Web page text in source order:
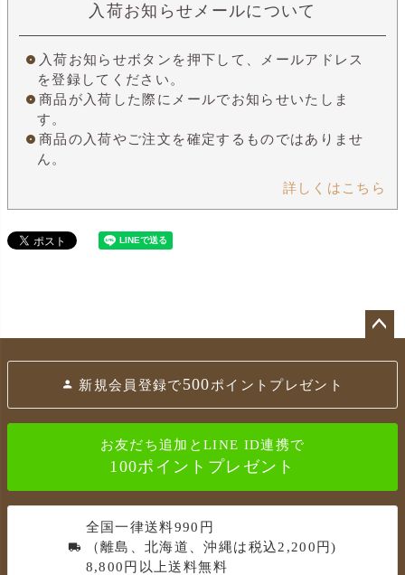
入荷お知らせメールについて
入荷お知らせボタンを押下して、メールアドレス
を登録してください。
商品が入荷した際にメールでお知らせいたしま
す。
商品の入荷やご注文を確定するものではありませ
ん。
詳しくはこちら
ト
新規会員登録で500ポイントプレゼント
お友だち追加とLINE ID連携で
100ポイントプレゼント
全国一律送料990円
（離島、北海道、沖縄は税込2,200円)
8,800円以上送料無料